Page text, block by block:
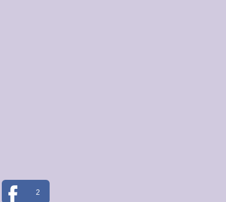
2